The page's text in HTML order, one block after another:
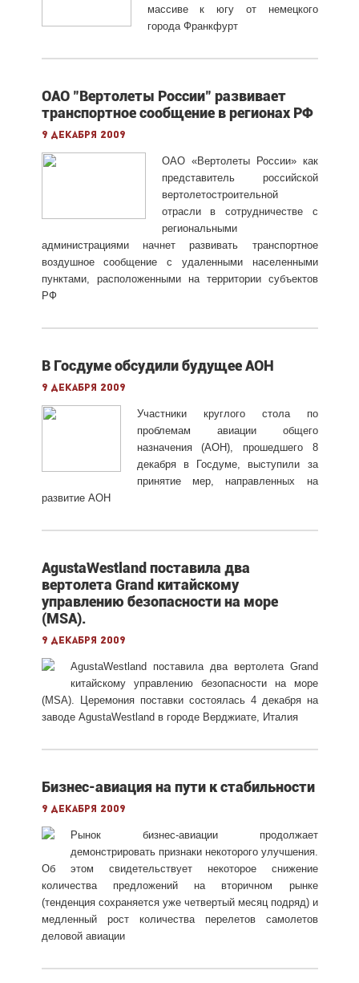
массиве к югу от немецкого
города Франкфурт
ОАО "Вертолеты России" развивает
транспортное сообщение в регионах РФ
9 декабря 2009
ОАО «Вертолеты России» как
представитель российской
вертолетостроительной
отрасли в сотрудничестве с
региональными
администрациями начнет развивать транспортное
воздушное сообщение с удаленными населенными
пунктами, расположенными на территории субъектов
РФ
В Госдуме обсудили будущее АОН
9 декабря 2009
Участники круглого стола по
проблемам авиации общего
назначения (АОН), прошедшего 8
декабря в Госдуме, выступили за
принятие мер, направленных на
развитие АОН
AgustaWestland поставила два
вертолета Grand китайскому
управлению безопасности на море
(MSA).
9 декабря 2009
AgustaWestland поставила два вертолета Grand
китайскому управлению безопасности на море
(MSA). Церемония поставки состоялась 4 декабря на
заводе AgustaWestland в городе Верджиате, Италия
Бизнес-авиация на пути к стабильности
9 декабря 2009
Рынок бизнес-авиации продолжает
демонстрировать признаки некоторого улучшения.
Об этом свидетельствует некоторое снижение
количества предложений на вторичном рынке
(тенденция сохраняется уже четвертый месяц подряд) и
медленный рост количества перелетов самолетов
деловой авиации